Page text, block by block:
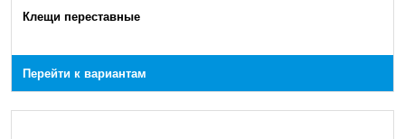
Клещи переставные
Перейти к вариантам